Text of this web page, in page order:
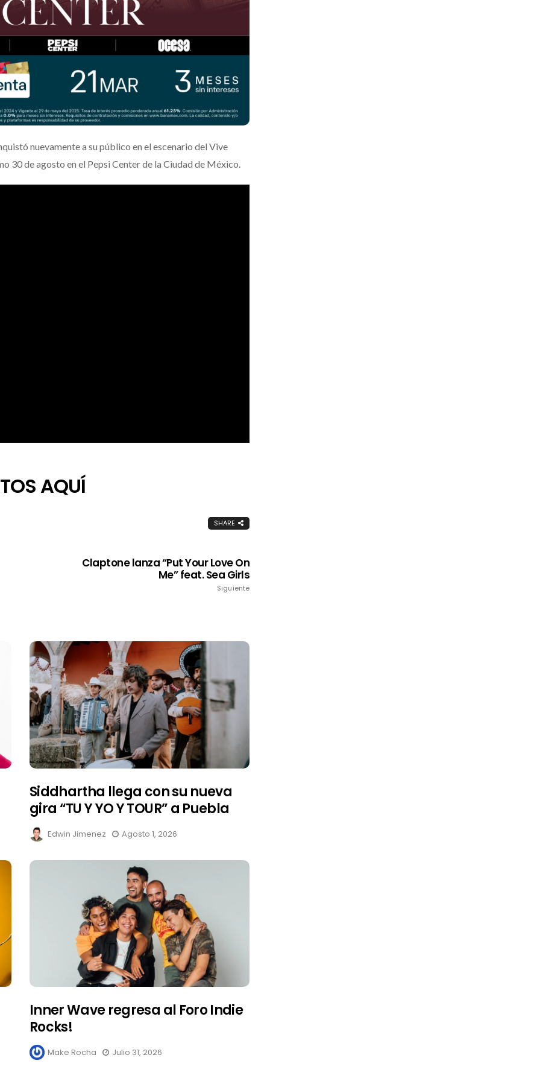
nuevamente a su público en el escenario del Vive
30 de agosto en el Pepsi Center de la Ciudad de México.
AQUÍ
SHARE
Claptone lanza “Put Your Love On
Me” feat. Sea Girls
Siguiente
Siddhartha llega con su nueva
gira “TU Y YO Y TOUR” a Puebla
Edwin Jimenez Agosto 1, 2026
Inner Wave regresa al Foro Indie
Rocks!
Make Rocha Julio 31, 2026